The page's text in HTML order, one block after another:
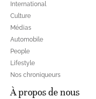
International
Culture
Médias
Automobile
People
Lifestyle
Nos chroniqueurs
À propos de nous